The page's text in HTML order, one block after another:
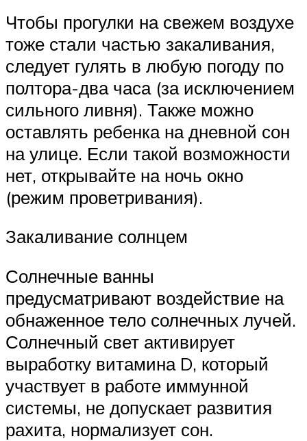
Чтобы прогулки на свежем воздухе
тоже стали частью закаливания,
следует гулять в любую погоду по
полтора-два часа (за исключением
сильного ливня). Также можно
оставлять ребенка на дневной сон
на улице. Если такой возможности
нет, открывайте на ночь окно
(режим проветривания).
Закаливание солнцем
Солнечные ванны
предусматривают воздействие на
обнаженное тело солнечных лучей.
Солнечный свет активирует
выработку витамина D, который
участвует в работе иммунной
системы, не допускает развития
рахита, нормализует сон.